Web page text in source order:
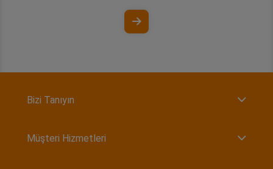
Bizi Tanıyın
Müşteri Hizmetleri